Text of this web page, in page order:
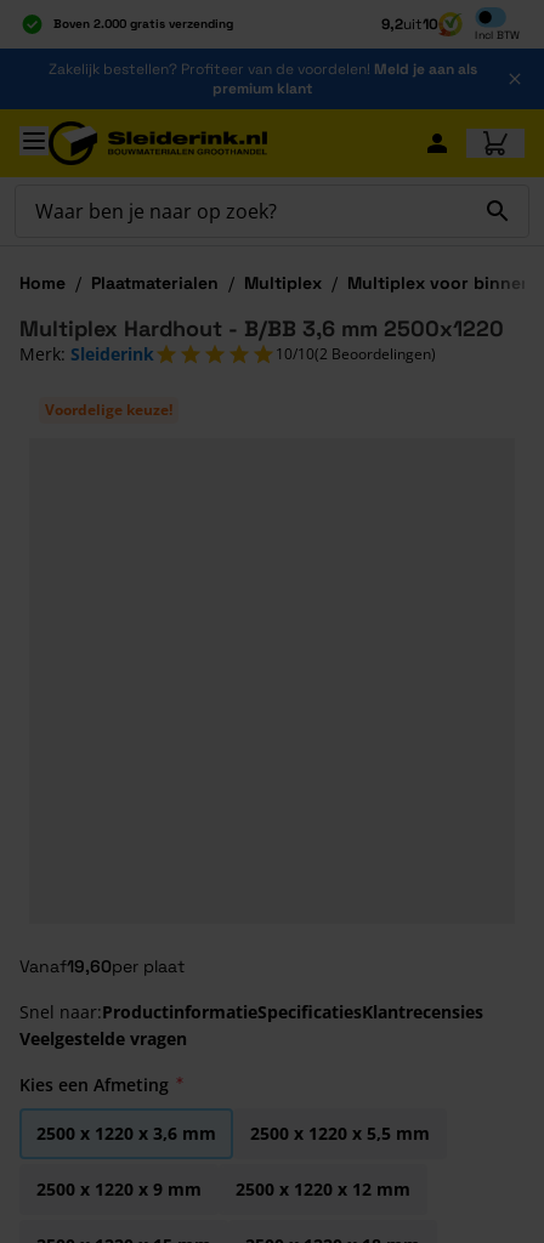
Boven 2.000 gratis verzending
Al 40 jaar dé specialist
Alles onder één dak
9,2uit10
Incl BTW
Inclusief
Ga naar de inhoud
Zakelijk bestellen? Profiteer van de voordelen! Meld je aan als
premium klant
Ga naar hoofdinhoud
Home / Plaatmaterialen / Multiplex / Multiplex voor binnen
Voordelige keuze!
Vanaf19,60per plaat
Multiplex Hardhout - B/BB 3,6 mm 2500x1220
Merk: Sleiderink 10/10(2 Beoordelingen)
Snel naar:ProductinformatieSpecificatiesKlantrecensies
Veelgestelde vragen
Kies een Afmeting
2500 x 1220 x 3,6 mm 2500 x 1220 x 5,5 mm
2500 x 1220 x 9 mm 2500 x 1220 x 12 mm